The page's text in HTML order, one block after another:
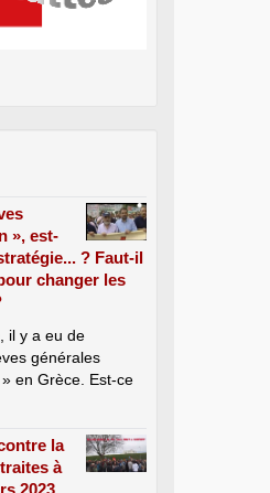
», est-
? Faut-il
changer les
il y a eu de
générales
en Grèce. Est-ce
la
à